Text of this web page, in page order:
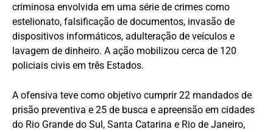
criminosa envolvida em uma série de crimes como
estelionato, falsificação de documentos, invasão de
dispositivos informáticos, adulteração de veículos e
lavagem de dinheiro. A ação mobilizou cerca de 120
policiais civis em três Estados.
A ofensiva teve como objetivo cumprir 22 mandados de
prisão preventiva e 25 de busca e apreensão em cidades
do Rio Grande do Sul, Santa Catarina e Rio de Janeiro,